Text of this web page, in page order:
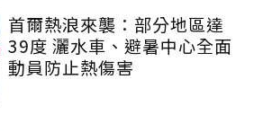
首爾熱浪來襲：部分地區達
39度 灑水車、避暑中心全面
動員防止熱傷害